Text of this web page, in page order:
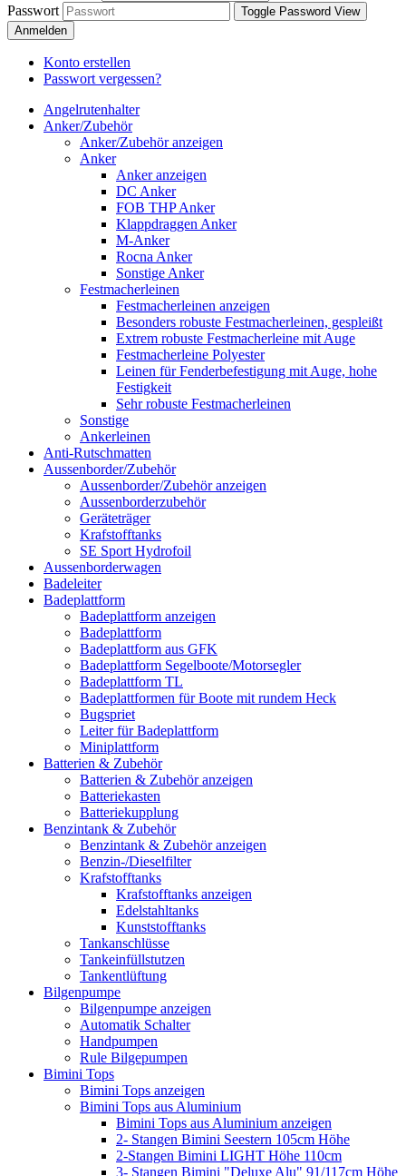
Passwort
Toggle Password View
Anmelden
Konto erstellen
Passwort vergessen?
Angelrutenhalter
Anker/Zubehör
Anker/Zubehör anzeigen
Anker
Anker anzeigen
DC Anker
FOB THP Anker
Klappdraggen Anker
M-Anker
Rocna Anker
Sonstige Anker
Festmacherleinen
Festmacherleinen anzeigen
Besonders robuste Festmacherleinen, gespleißt
Extrem robuste Festmacherleine mit Auge
Festmacherleine Polyester
Leinen für Fenderbefestigung mit Auge, hohe
Festigkeit
Sehr robuste Festmacherleinen
Sonstige
Ankerleinen
Anti-Rutschmatten
Aussenborder/Zubehör
Aussenborder/Zubehör anzeigen
Aussenborderzubehör
Geräteträger
Krafstofftanks
SE Sport Hydrofoil
Aussenborderwagen
Badeleiter
Badeplattform
Badeplattform anzeigen
Badeplattform
Badeplattform aus GFK
Badeplattform Segelboote/Motorsegler
Badeplattform TL
Badeplattformen für Boote mit rundem Heck
Bugspriet
Leiter für Badeplattform
Miniplattform
Batterien & Zubehör
Batterien & Zubehör anzeigen
Batteriekasten
Batteriekupplung
Benzintank & Zubehör
Benzintank & Zubehör anzeigen
Benzin-/Dieselfilter
Krafstofftanks
Krafstofftanks anzeigen
Edelstahltanks
Kunststofftanks
Tankanschlüsse
Tankeinfüllstutzen
Tankentlüftung
Bilgenpumpe
Bilgenpumpe anzeigen
Automatik Schalter
Handpumpen
Rule Bilgepumpen
Bimini Tops
Bimini Tops anzeigen
Bimini Tops aus Aluminium
Bimini Tops aus Aluminium anzeigen
2- Stangen Bimini Seestern 105cm Höhe
2-Stangen Bimini LIGHT Höhe 110cm
3- Stangen Bimini "Deluxe Alu" 91/117cm Höhe